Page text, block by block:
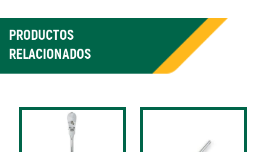
PRODUCTOS
RELACIONADOS